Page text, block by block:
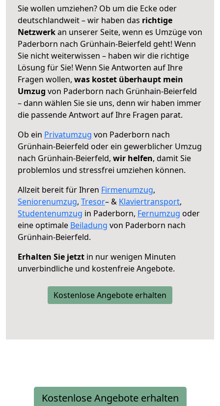
Sie wollen umziehen? Ob um die Ecke oder
deutschlandweit – wir haben das richtige
Netzwerkan unserer Seite, wenn es Umzüge von
Paderborn nach Grünhain-Beierfeld geht! Wenn
Sie nicht weiterwissen – haben wir die richtige
Lösung für Sie! Wenn Sie Antworten auf Ihre
Fragen wollen, was kostet überhaupt mein
Umzug von Paderborn nach Grünhain-Beierfeld
– dann wählen Sie sie uns, denn wir haben immer
die passende Antwort auf Ihre Fragen parat.
Ob ein Privatumzug von Paderborn nach
Grünhain-Beierfeld oder ein gewerblicher Umzug
nach Grünhain-Beierfeld, wir helfen, damit Sie
problemlos und stressfrei umziehen können.
Allzeit bereit für Ihren Firmenumzug,
Seniorenumzug, Tresor– & Klaviertransport,
Studentenumzug in Paderborn, Fernumzug oder
eine optimale Beiladung von Paderborn nach
Grünhain-Beierfeld.
Erhalten Sie jetzt in nur wenigen Minuten
unverbindliche und kostenfreie Angebote.
Kostenlose Angebote erhalten
Kostenlose Angebote erhalten